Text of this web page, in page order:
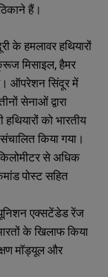
हैं।
के हमलावर हथियारों
मिसाइल, हैमर
ऑपरेशन सिंदूर में
सेनाओं द्वारा
को भारतीय
किया गया।
से अधिक
पोस्ट सहित
एक्सटेंडेड रेंज
के खिलाफ किया
मॉड्यूल और